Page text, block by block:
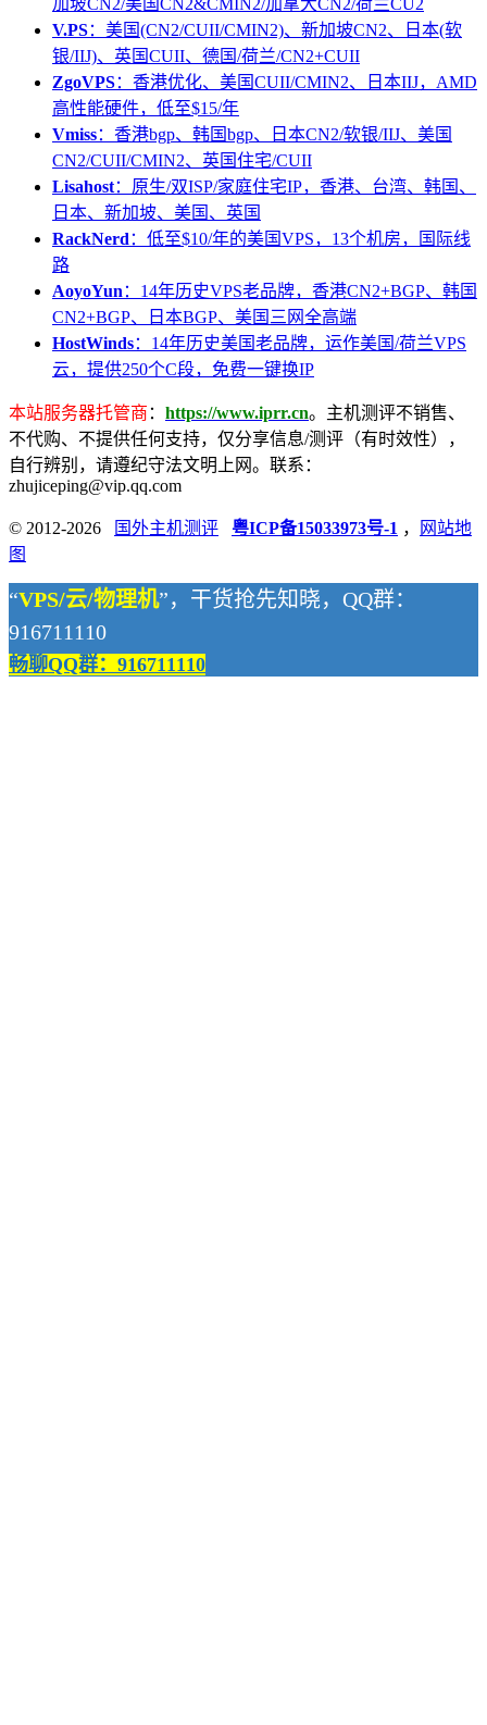
加坡CN2/美国CN2&CMIN2/加拿大CN2/荷兰CU2
V.PS：美国(CN2/CUII/CMIN2)、新加坡CN2、日本(软
银/IIJ)、英国CUII、德国/荷兰/CN2+CUII
ZgoVPS：香港优化、美国CUII/CMIN2、日本IIJ，AMD
高性能硬件，低至$15/年
Vmiss：香港bgp、韩国bgp、日本CN2/软银/IIJ、美国
CN2/CUII/CMIN2、英国住宅/CUII
Lisahost：原生/双ISP/家庭住宅IP，香港、台湾、韩国、
日本、新加坡、美国、英国
RackNerd ：低至$10/年的美国VPS，13个机房，国际线
路
AoyoYun ：14年历史VPS老品牌，香港CN2+BGP、韩国
CN2+BGP、日本BGP、美国三网全高端
HostWinds：14年历史美国老品牌，运作美国/荷兰VPS
云，提供250个C段，免费一键换IP
本站服务器托管商 ： https://www.iprr.cn。主机测评不销售、
不代购、不提供任何支持，仅分享信息/测评（有时效性），
自行辨别，请遵纪守法文明上网。联系：
zhujiceping@vip.qq.com
© 2012-2026 国外主机测评 粤ICP备15033973号-1 ，
网站地
图
“VPS/云/物理机”，干货抢先知晓，QQ群：
916711110
畅聊QQ群：916711110